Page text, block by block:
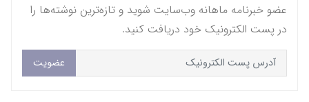
عضو خبرنامه ماهانه وب‌سایت شوید و تازه‌ترین نوشته‌ها را
در پست الکترونیک خود دریافت کنید.
عضویت